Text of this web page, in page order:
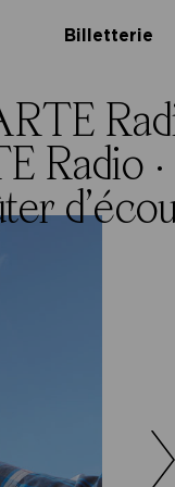
Billetterie
Radio ·